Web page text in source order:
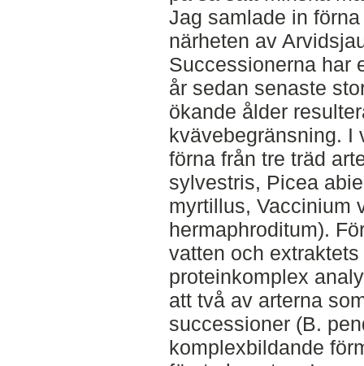
Jag samlade in
närheten av
Successionerna har
år sedan senaste
ökande ålder
kvävebegränsning. I
förna från tre träd
sylvestris, Picea
myrtillus, Vaccinium
hermaphroditum).
vatten och
proteinkomplex
att två av arterna
successioner (B.
komplexbildande